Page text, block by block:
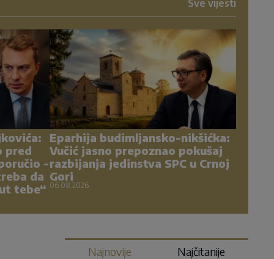
Sve vijesti
pred
-
da
tebe“
Eparhija budimljansko-nikšićka:
Vučić jasno prepoznao pokušaj
razbijanja jedinstva SPC u Crnoj
Gori
06.08.2026.
Najnovije Najčitanije